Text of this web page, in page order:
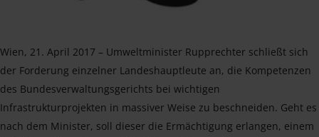
Wien, 21. April 2017 – Umweltminister Rupprechter schließt sich
der Forderung einzelner Landeshauptleute an, die Kompetenzen
des Bundesverwaltungsgerichts bei wichtigen
Infrastrukturprojekten in massiver Weise zu beschneiden. Geht es
nach dem Minister, soll dieser die Ermächtigung erlangen, einem